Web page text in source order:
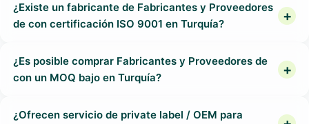
¿Existe un fabricante de Fabricantes y Proveedores
de con certificación ISO 9001 en Turquía?
¿Es posible comprar Fabricantes y Proveedores de
con un MOQ bajo en Turquía?
¿Ofrecen servicio de private label / OEM para